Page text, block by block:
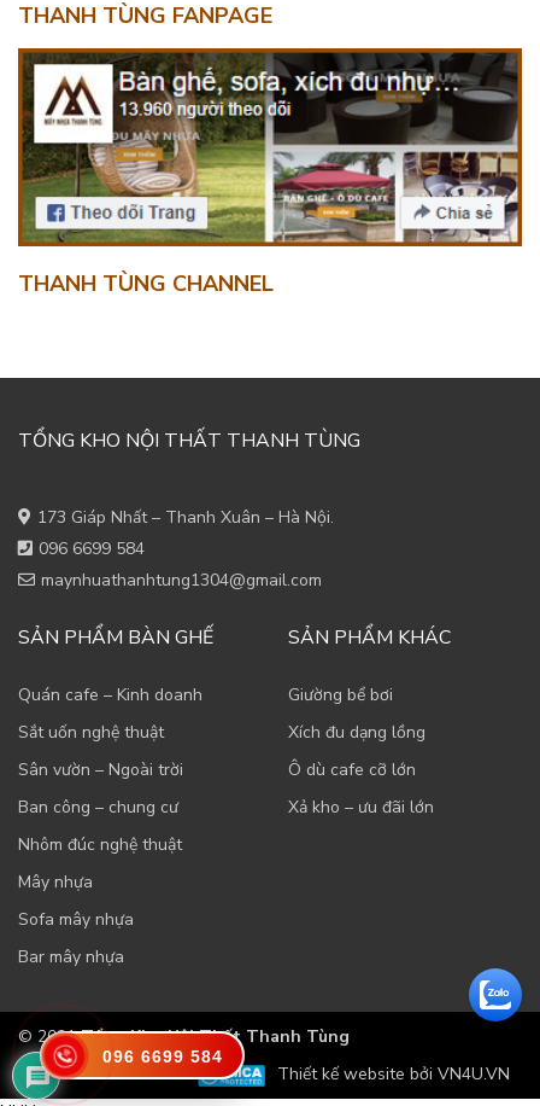
THANH TÙNG FANPAGE
THANH TÙNG CHANNEL
TỔNG KHO NỘI THẤT THANH TÙNG
173 Giáp Nhất – Thanh Xuân – Hà Nội.
096 6699 584
maynhuathanhtung1304@gmail.com
SẢN PHẨM BÀN GHẾ
Quán cafe – Kinh doanh
Sắt uốn nghệ thuật
Sân vườn – Ngoài trời
Ban công – chung cư
Nhôm đúc nghệ thuật
Mây nhựa
Sofa mây nhựa
Bar mây nhựa
SẢN PHẨM KHÁC
Giường bể bơi
Xích đu dạng lồng
Ô dù cafe cỡ lớn
Xả kho – ưu đãi lớn
© 2021Tổng Kho Nội Thất Thanh Tùng
Thiết kế website bởi VN4U.VN
096 6699 584